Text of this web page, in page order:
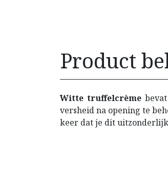
Product
Witte truffelcrèmebevat
versheid na opening te
keer dat je dit